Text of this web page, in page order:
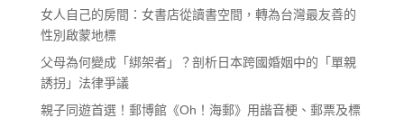
女人自己的房間：女書店從讀書空間，轉為台灣最友善的
性別啟蒙地標
父母為何變成「綁架者」？剖析日本跨國婚姻中的「單親
誘拐」法律爭議
親子同遊首選！郵博館《Oh！海郵》用諧音梗、郵票及標